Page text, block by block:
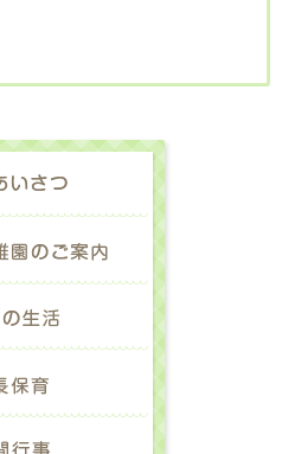
ごあいさつ
幼稚園のご案内